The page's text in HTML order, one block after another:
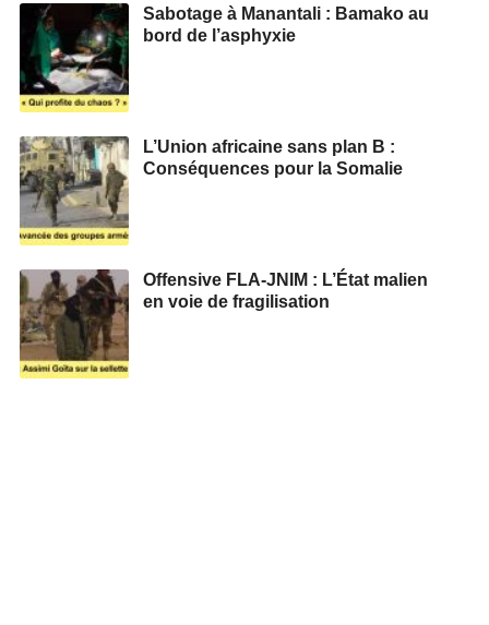
Sabotage à Manantali : Bamako au
bord de l’asphyxie
L’Union africaine sans plan B :
Conséquences pour la Somalie
Offensive FLA-JNIM : L’État malien
en voie de fragilisation